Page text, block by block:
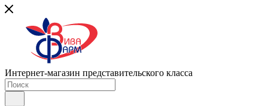
Интернет-магазин представительского класса